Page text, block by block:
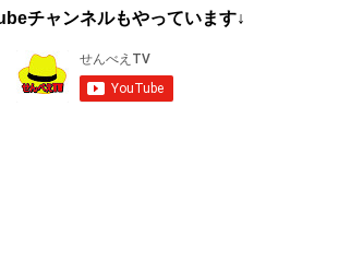
チャンネルもやっています↓